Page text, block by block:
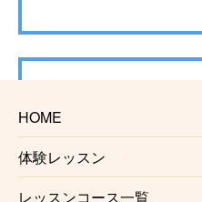
HOME
体験レッスン
レッスンコース一覧
☆安心の料金システム